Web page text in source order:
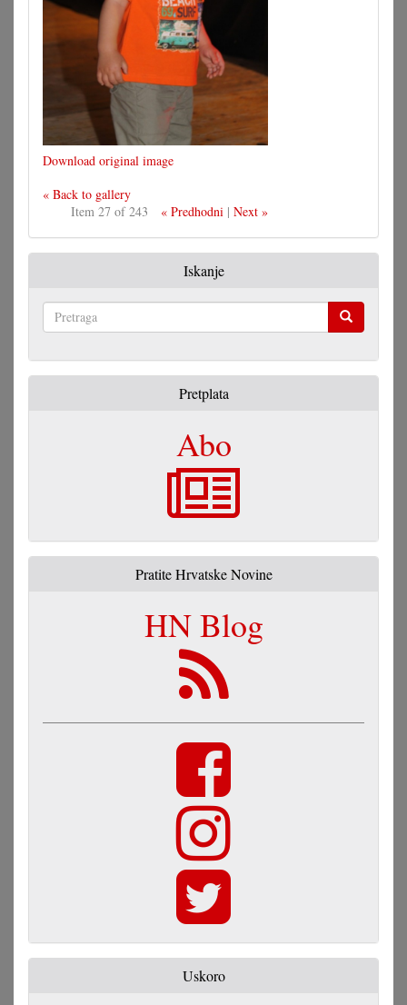
Download original image
« Back to gallery
Item 27 of 243
« Predhodni | Next »
Iskanje
Pretplata
Abo
Pratite Hrvatske Novine
HN Blog
Uskoro